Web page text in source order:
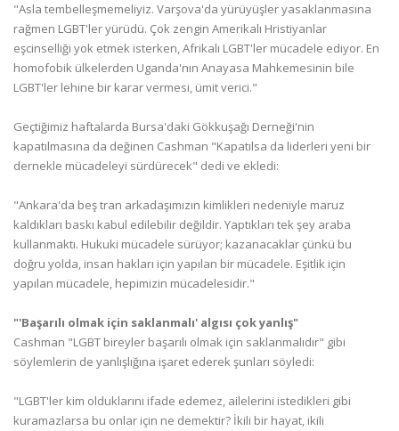
"Asla tembelleşmemeliyiz. Varşova'da yürüyüşler yasaklanmasına
rağmen LGBT'ler yürüdü. Çok zengin Amerikalı Hristiyanlar
eşcinselliği yok etmek isterken, Afrikalı LGBT'ler mücadele ediyor. En
homofobik ülkelerden Uganda'nın Anayasa Mahkemesinin bile
LGBT'ler lehine bir karar vermesi, ümit verici."
Geçtiğimiz haftalarda Bursa'daki Gökkuşağı Derneği'nin
kapatılmasına da değinen Cashman "Kapatılsa da liderleri yeni bir
dernekle mücadeleyi sürdürecek" dedi ve ekledi:
"Ankara'da beş tran arkadaşımızın kimlikleri nedeniyle maruz
kaldıkları baskı kabul edilebilir değildir. Yaptıkları tek şey araba
kullanmaktı. Hukuki mücadele sürüyor; kazanacaklar çünkü bu
doğru yolda, insan hakları için yapılan bir mücadele. Eşitlik için
yapılan mücadele, hepimizin mücadelesidir."
"'Başarılı olmak için saklanmalı' algısı çok yanlış"
Cashman "LGBT bireyler başarılı olmak için saklanmalıdır" gibi
söylemlerin de yanlışlığına işaret ederek şunları söyledi:
"LGBT'ler kim olduklarını ifade edemez, ailelerini istedikleri gibi
kuramazlarsa bu onlar için ne demektir? İkili bir hayat, ikili